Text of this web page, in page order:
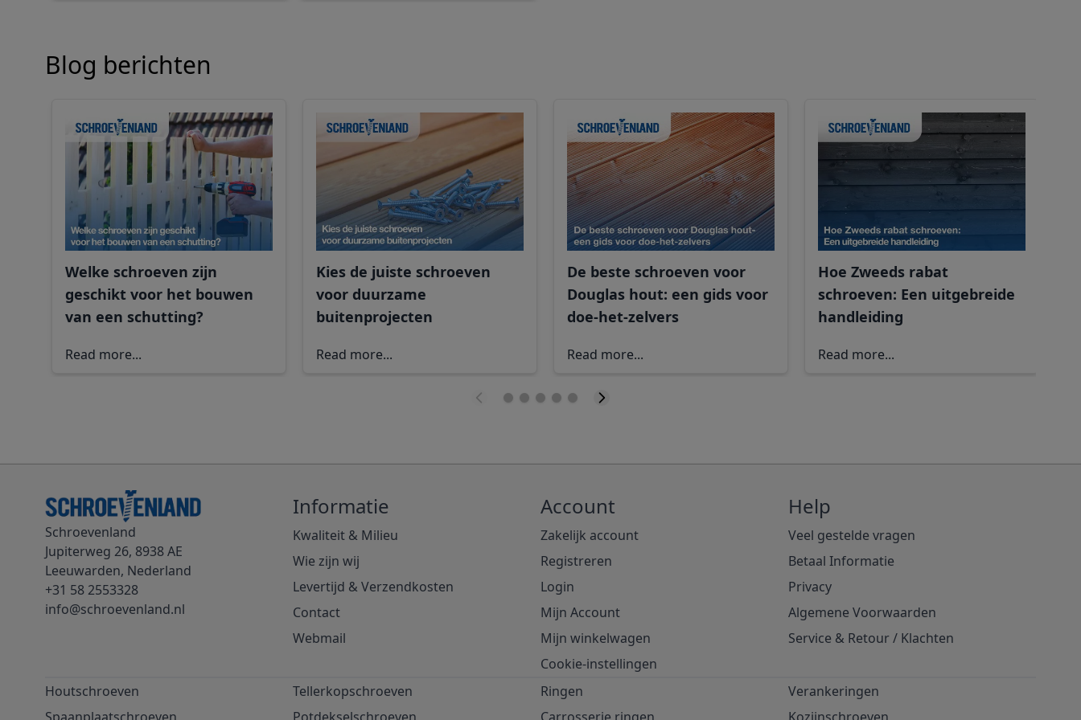
Blog berichten
Welke schroeven zijn
geschikt voor het bouwen
van een schutting?
Read more...
Kies de juiste schroeven
voor duurzame
buitenprojecten
Read more...
De beste schroeven voor
Douglas hout: een gids voor
doe-het-zelvers
Read more...
Hoe Zweeds rabat
schroeven: Een uitgebreide
handleiding
Read more...
Schroevenland
Jupiterweg 26, 8938 AE
Leeuwarden, Nederland
+31 58 2553328
info@schroevenland.nl
Informatie
Kwaliteit & Milieu
Wie zijn wij
Levertijd & Verzendkosten
Contact
Webmail
Account
Zakelijk account
Registreren
Login
Mijn Account
Mijn winkelwagen
Cookie-instellingen
Help
Veel gestelde vragen
Betaal Informatie
Privacy
Algemene Voorwaarden
Service & Retour/ Klachten
Houtschroeven
Tellerkopschroeven
Ringen
Verankeringen